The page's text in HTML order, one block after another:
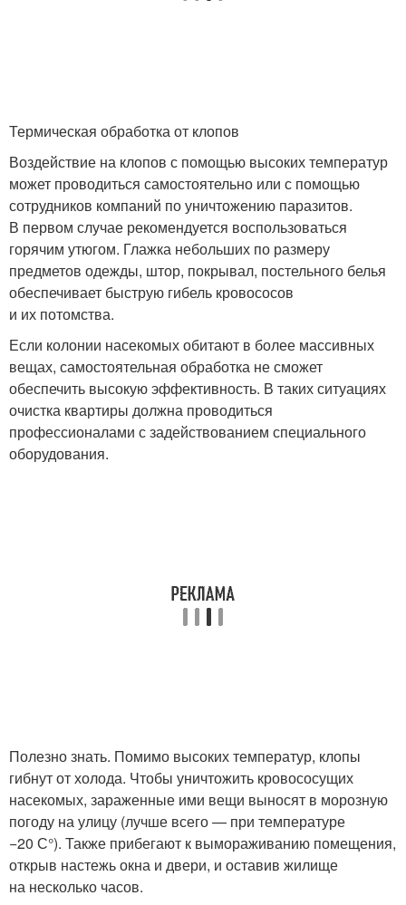
Термическая обработка от клопов
Воздействие на клопов с помощью высоких температур
может проводиться самостоятельно или с помощью
сотрудников компаний по уничтожению паразитов.
В первом случае рекомендуется воспользоваться
горячим утюгом. Глажка небольших по размеру
предметов одежды, штор, покрывал, постельного белья
обеспечивает быструю гибель кровососов
и их потомства.
Если колонии насекомых обитают в более массивных
вещах, самостоятельная обработка не сможет
обеспечить высокую эффективность. В таких ситуациях
очистка квартиры должна проводиться
профессионалами с задействованием специального
оборудования.
Полезно знать. Помимо высоких температур, клопы
гибнут от холода. Чтобы уничтожить кровососущих
насекомых, зараженные ими вещи выносят в морозную
погоду на улицу (лучше всего — при температуре
−20 С°). Также прибегают к вымораживанию помещения,
открыв настежь окна и двери, и оставив жилище
на несколько часов.